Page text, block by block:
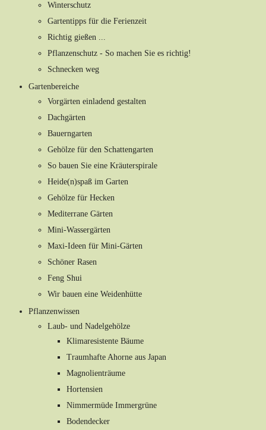
Winterschutz
Gartentipps für die Ferienzeit
Richtig gießen ...
Pflanzenschutz - So machen Sie es richtig!
Schnecken weg
Gartenbereiche
Vorgärten einladend gestalten
Dachgärten
Bauerngarten
Gehölze für den Schattengarten
So bauen Sie eine Kräuterspirale
Heide(n)spaß im Garten
Gehölze für Hecken
Mediterrane Gärten
Mini-Wassergärten
Maxi-Ideen für Mini-Gärten
Schöner Rasen
Feng Shui
Wir bauen eine Weidenhütte
Pflanzenwissen
Laub- und Nadelgehölze
Klimaresistente Bäume
Traumhafte Ahorne aus Japan
Magnolienträume
Hortensien
Nimmermüde Immergrüne
Bodendecker